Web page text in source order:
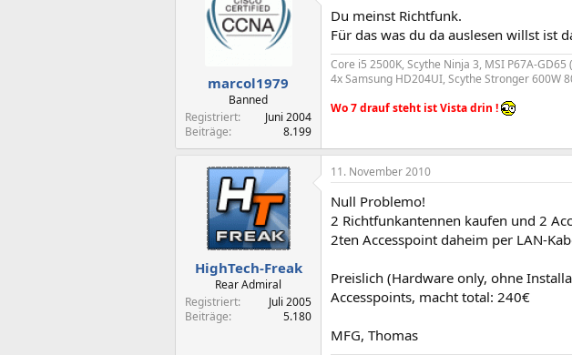
marcol1979
Banned
Registriert
Juni 2004
Beiträge
8.199
Du meinst Richtfunk.
Für das was du da auslesen willst ist
Core i5 2500K, Scythe Ninja 3, MSI P67A-GD65
4x Samsung HD204UI, Scythe Stronger 600W
Wo 7 drauf steht ist Vista drin !
HighTech-Freak
Rear Admiral
Registriert
Juli 2005
Beiträge
5.180
11. November 2010
Null Problemo!
2 Richtfunkantennen kaufen und 2
2ten Accesspoint daheim per LAN-
Preislich (Hardware only, ohne
Accesspoints, macht total: 240€
MFG, Thomas